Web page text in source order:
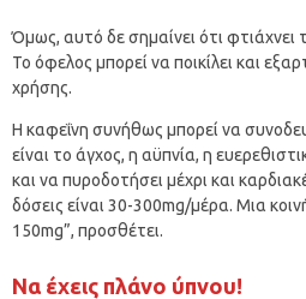
Όμως, αυτό δε σημαίνει ότι φτιάχνει
Το όφελος μπορεί να ποικίλει και
χρήσης.
Η καφεΐνη συνήθως μπορεί να
είναι το άγχος, η αϋπνία, η
και να πυροδοτήσει μέχρι και
δόσεις είναι 30-300mg/μέρα. Μια
150mg”, προσθέτει.
Να έχεις πλάνο ύπνου!